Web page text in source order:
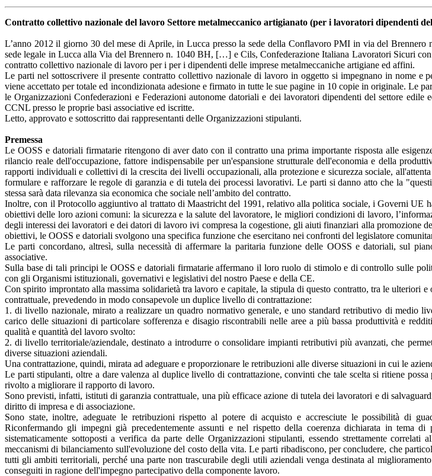
Contratto collettivo nazionale del lavoro Settore metalmeccanico artigianato (per i lavoratori dipendenti
L’anno 2012 il giorno 30 del mese di Aprile, in Lucca presso la sede della Conflavoro PMI in via del
sede legale in Lucca alla Via del Brennero n. 1040 BH, […] e Cils, Confederazione Italiana Lavoratori Sicuri
contratto collettivo nazionale di lavoro per i per i dipendenti delle imprese metalmeccaniche artigiane ed affini.
Le parti nel sottoscrivere il presente contratto collettivo nazionale di lavoro in oggetto si impegnano in nome
viene accettato per totale ed incondizionata adesione e firmato in tutte le sue pagine in 10 copie in originale. Le
le Organizzazioni Confederazioni e Federazioni autonome datoriali e dei lavoratori dipendenti del settore
CCNL presso le proprie basi associative ed iscritte.
Letto, approvato e sottoscritto dai rappresentanti delle Organizzazioni stipulanti.
Premessa
Le OOSS e datoriali firmatarie ritengono di aver dato con il contratto una prima importante risposta alle
rilancio reale dell'occupazione, fattore indispensabile per un'espansione strutturale dell'economia e della
rapporti individuali e collettivi di la crescita dei livelli occupazionali, alla protezione e sicurezza sociale,
formulare e rafforzare le regole di garanzia e di tutela dei processi lavorativi. Le parti si danno atto che la
stessa sarà data rilevanza sia economica che sociale nell’ambito del contratto.
Inoltre, con il Protocollo aggiuntivo al trattato di Maastricht del 1991, relativo alla politica sociale, i Governi UE
obiettivi delle loro azioni comuni: la sicurezza e la salute del lavoratore, le migliori condizioni di lavoro,
degli interessi dei lavoratori e dei datori di lavoro ivi compresa la cogestione, gli aiuti finanziari alla promozione
obiettivi, le OOSS e datoriali svolgono una specifica funzione che esercitano nei confronti del legislatore
Le parti concordano, altresì, sulla necessità di affermare la paritaria funzione delle OOSS e datoriali, sul
associative.
Sulla base di tali principi le OOSS e datoriali firmatarie affermano il loro ruolo di stimolo e di controllo sulle
con gli Organismi istituzionali, governativi e legislativi del nostro Paese e della CE.
Con spirito improntato alla massima solidarietà tra lavoro e capitale, la stipula di questo contratto, tra le
contrattuale, prevedendo in modo consapevole un duplice livello di contrattazione:
1. di livello nazionale, mirato a realizzare un quadro normativo generale, e uno standard retributivo di medio
carico delle situazioni di particolare sofferenza e disagio riscontrabili nelle aree a più bassa produttività e
qualità e quantità del lavoro svolto:
2. di livello territoriale/aziendale, destinato a introdurre o consolidare impianti retributivi più avanzati, che
diverse situazioni aziendali.
Una contrattazione, quindi, mirata ad adeguare e proporzionare le retribuzioni alle diverse situazioni in cui le
Le parti stipulanti, oltre a dare valenza al duplice livello di contrattazione, convinti che tale scelta si ritiene
rivolto a migliorare il rapporto di lavoro.
Sono previsti, infatti, istituti di garanzia contrattuale, una più efficace azione di tutela dei lavoratori e di
diritto di impresa e di associazione.
Sono state, inoltre, adeguate le retribuzioni rispetto al potere di acquisto e accresciute le possibilità di
Riconfermando gli impegni già precedentemente assunti e nel rispetto della coerenza dichiarata in tema
sistematicamente sottoposti a verifica da parte delle Organizzazioni stipulanti, essendo strettamente
meccanismi di bilanciamento sull'evoluzione del costo della vita. Le parti ribadiscono, per concludere, che
tutti gli ambiti territoriali, perché una parte non trascurabile degli utili aziendali venga destinata al
conseguiti in ragione dell'impegno partecipativo della componente lavoro.